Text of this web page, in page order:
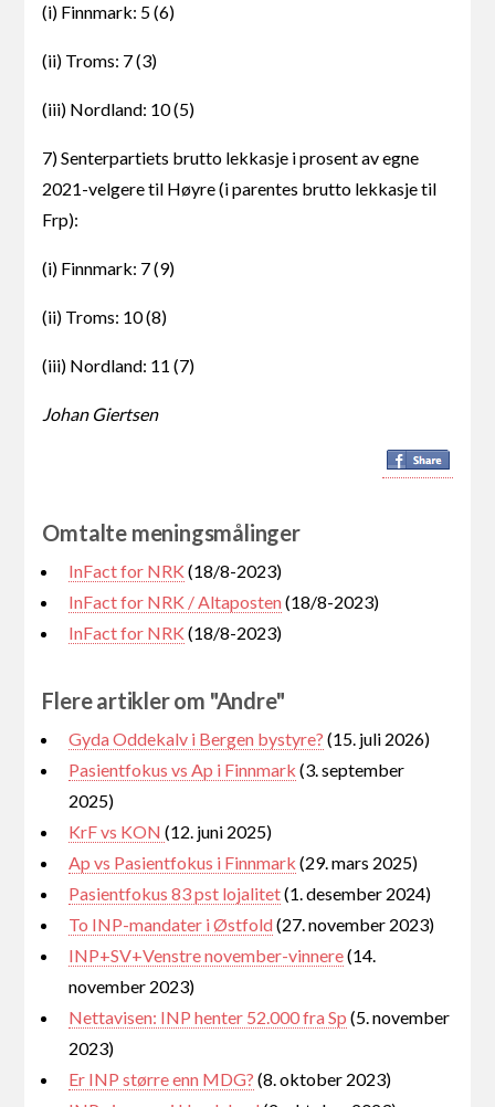
(i) Finnmark: 5 (6)
(ii) Troms: 7 (3)
(iii) Nordland: 10 (5)
7) Senterpartiets brutto lekkasje i prosent av egne
2021-velgere til Høyre (i parentes brutto lekkasje til
Frp):
(i) Finnmark: 7 (9)
(ii) Troms: 10 (8)
(iii) Nordland: 11 (7)
Johan Giertsen
Omtalte meningsmålinger
InFact for NRK (18/8-2023)
InFact for NRK / Altaposten(18/8-2023)
InFact for NRK (18/8-2023)
Flere artikler om "Andre"
Gyda Oddekalv i Bergen bystyre? (15. juli 2026)
Pasientfokus vs Ap i Finnmark (3. september
2025)
KrF vs KON(12. juni 2025)
Ap vs Pasientfokus i Finnmark (29. mars 2025)
Pasientfokus 83 pst lojalitet(1. desember 2024)
To INP-mandater i Østfold(27. november 2023)
INP+SV+Venstre november-vinnere(14.
november 2023)
Nettavisen: INP henter 52.000 fra Sp (5. november
2023)
Er INP større enn MDG? (8. oktober 2023)